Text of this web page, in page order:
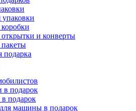
и конверты
подарка
в подарок
подарок
машины в подарок